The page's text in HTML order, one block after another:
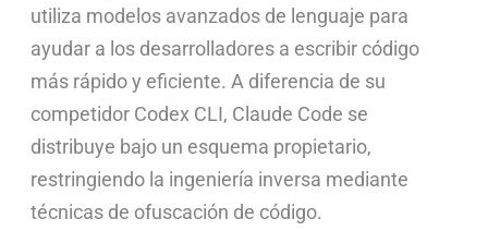
utiliza modelos avanzados de lenguaje para
ayudar a los desarrolladores a escribir código
más rápido y eficiente. A diferencia de su
competidor Codex CLI, Claude Code se
distribuye bajo un esquema propietario,
restringiendo la ingeniería inversa mediante
técnicas de ofuscación de código.